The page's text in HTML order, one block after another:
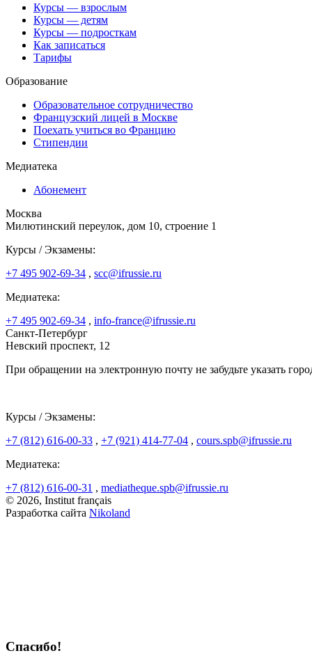
Курсы — взрослым
Курсы — детям
Курсы — подросткам
Как записаться
Тарифы
Образование
Образовательное сотрудничество
Французский лицей в Москве
Поехать учиться во Францию
Стипендии
Медиатека
Абонемент
Москва
Милютинский переулок, дом 10, строение 1
Курсы / Экзамены:
+7 495 902-69-34 , scc@ifrussie.ru
Медиатека:
+7 495 902-69-34 , info-france@ifrussie.ru
Санкт-Петербург
Невский проспект, 12
При обращении на электронную почту не забудьте указать
Курсы / Экзамены:
+7 (812) 616-00-33 , +7 (921) 414-77-04 , cours.spb@ifrussie.ru
Медиатека:
+7 (812) 616-00-31 , mediatheque.spb@ifrussie.ru
© 2026, Institut français
Разработка сайта Nikoland
Спасибо!